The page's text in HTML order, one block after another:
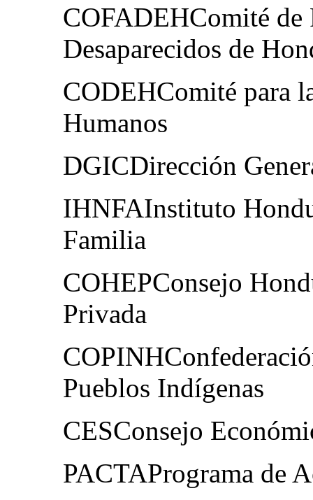
COFADEHComité de
Desaparecidos de
CODEHComité para
Humanos
DGICDirección
IHNFAInstituto
Familia
COHEPConsejo
Privada
Pueblos Indígenas
CESConsejo
PACTAPrograma de